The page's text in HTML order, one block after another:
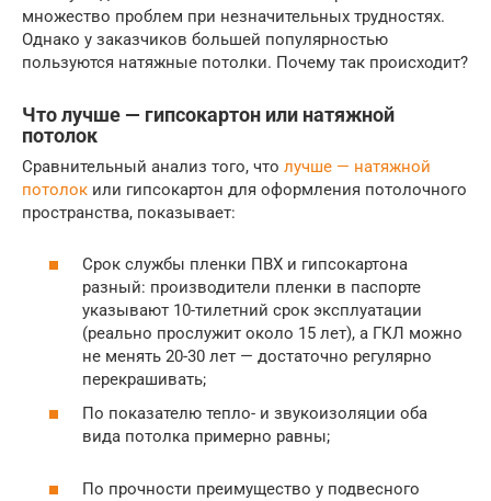
множество проблем при незначительных трудностях.
Однако у заказчиков большей популярностью
пользуются натяжные потолки. Почему так происходит?
Что лучше — гипсокартон или натяжной
потолок
Сравнительный анализ того, что лучше — натяжной
потолок или гипсокартон для оформления потолочного
пространства, показывает:
Срок службы пленки ПВХ и гипсокартона
разный: производители пленки в паспорте
указывают 10-тилетний срок эксплуатации
(реально прослужит около 15 лет), а ГКЛ можно
не менять 20-30 лет — достаточно регулярно
перекрашивать;
По показателю тепло- и звукоизоляции оба
вида потолка примерно равны;
По прочности преимущество у подвесного